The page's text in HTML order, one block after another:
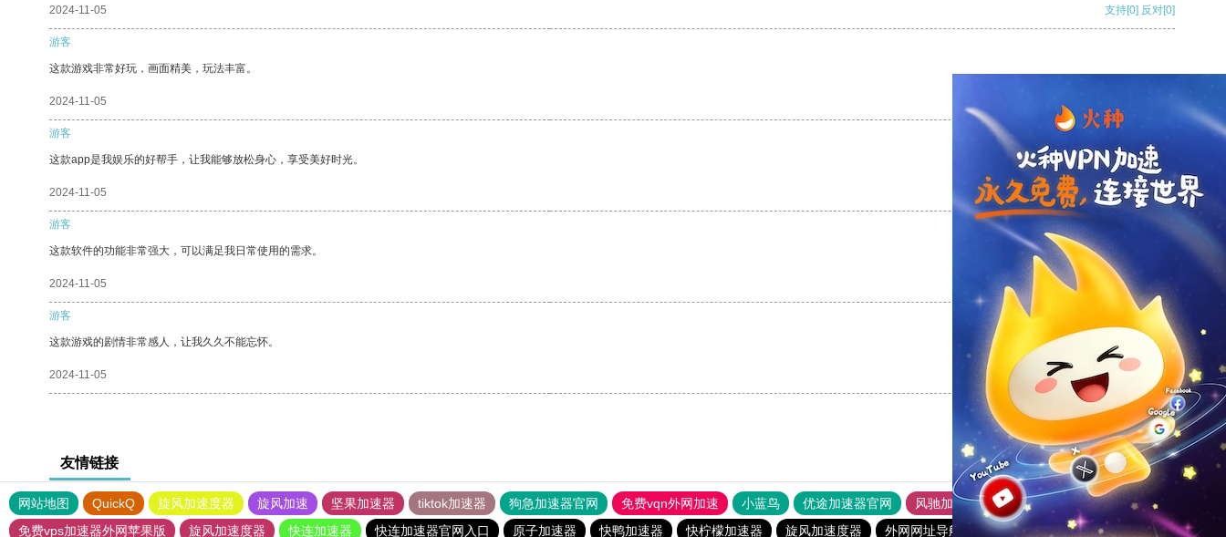
2024-11-05 支持[0] 反对[0]
游客
这款游戏非常好玩，画面精美，玩法丰富。
2024-11-05
游客
这款app是我娱乐的好帮手，让我能够放松身心，享受美好时光。
2024-11-05 支持 [0] 反对[0]
游客
这款软件的功能非常强大，可以满足我日常使用的需求。
2024-11-05 支持[0] 反对
游客
这款游戏的剧情非常感人，让我久久不能忘怀。
2024-11-05 支持[0] 反对[0]
友情链接
网站地图 QuickQ 旋风加速度器 旋风加速 坚果加速器 tiktok加速器 狗急加速器官网 免费vqn外网加速 小蓝鸟 优途加速器官网 风驰加速器
旋风加速器
免费vps加速器外网苹果版
旋风加速度器 快连加速器 快连加速器官网入口 原子加速器 快鸭加速器 快柠檬加速器 旋风加速度器 外网网址导航 软件中心 雷霆加速 狂飙加速器